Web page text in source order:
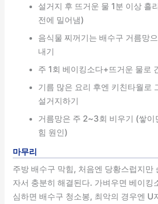
설거지 후 뜨거운 물 1분 이상 흘
전에 밀어냄)
음식물 찌꺼기는 배수구 거름망
내기
주 1회 베이킹소다+뜨거운 물로
기름 많은 요리 후엔 키친타월로
설거지하기
거름망은 주 2~3회 비우기 (쌓이
힘 원인)
마무리
주방 배수구 막힘, 처음엔 당황스럽지만
자서 충분히 해결된다. 가벼우면 베이킹
심하면 배수구 청소봉, 최악의 경우엔 U